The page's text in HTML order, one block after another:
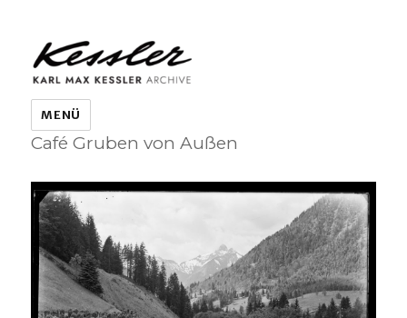
KARL MAX KESSLER ARCHIVE
MENÜ
Café Gruben von Außen